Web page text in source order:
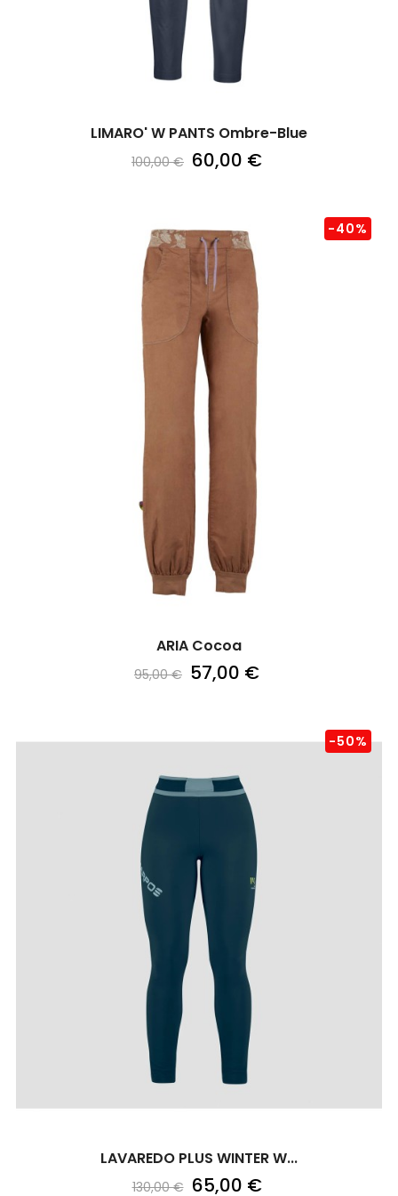
LIMARO' W PANTS Ombre-Blue
100,00 € 60,00 €
ARIA Cocoa
95,00 €
-40%
57,00 €
LAVAREDO PLUS WINTER W...
130,00 €
-50%
65,00 €